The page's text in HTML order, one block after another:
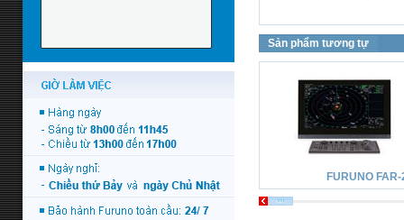
Sản phẩm tương tự
FURUNO